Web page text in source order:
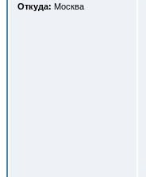
Откуда: Москва